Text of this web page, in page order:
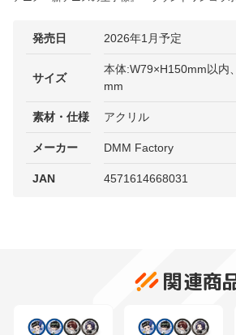
発売日 2026年1月予定
サイズ
本体:W79×H150mm以内
mm
素材・仕様 アクリル
メーカー DMM Factory
JAN 4571614668031
関連商